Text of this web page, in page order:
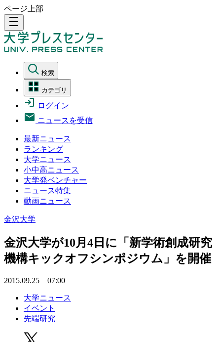
ページ上部
density_medium
検索
カテゴリ
ログイン
ニュースを受信
最新ニュース
ランキング
大学ニュース
小中高ニュース
大学発ベンチャー
ニュース特集
動画ニュース
金沢大学
金沢大学が10月4日に「新学術創成研究
機構キックオフシンポジウム」を開催
2015.09.25 07:00
大学ニュース
イベント
先端研究